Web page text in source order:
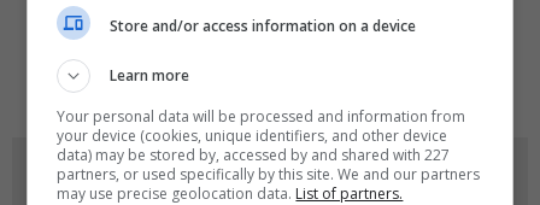
de
OYUN RESIMLERI
Store and/or access information on a device
Learn more
Your personal data will be processed and information from
your device (cookies, unique identifiers, and other device
data) may be stored by, accessed by and shared with 227
partners, or used specifically by this site. We and our partners
may use precise geolocation data. List of partners.